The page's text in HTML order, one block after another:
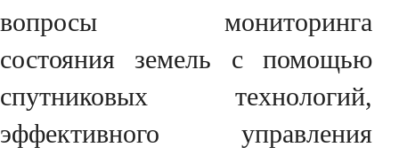
вопросы мониторинга
состояния земель с помощью
спутниковых технологий,
эффективного управления